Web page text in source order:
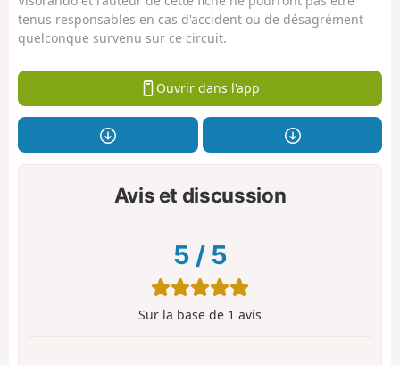
tenus responsables en cas d'accident ou de désagrément
quelconque survenu sur ce circuit.
Ouvrir dans l'app
Avis et discussion
5 / 5
Sur la base de 1 avis